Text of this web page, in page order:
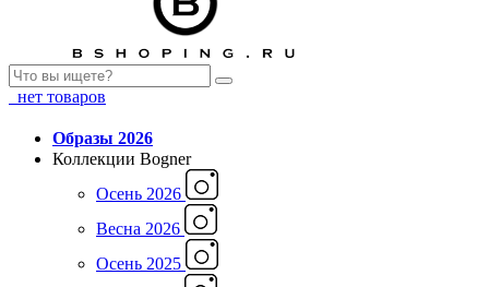
нет товаров
Образы 2026
Коллекции Bogner
Осень 2026
Весна 2026
Осень 2025